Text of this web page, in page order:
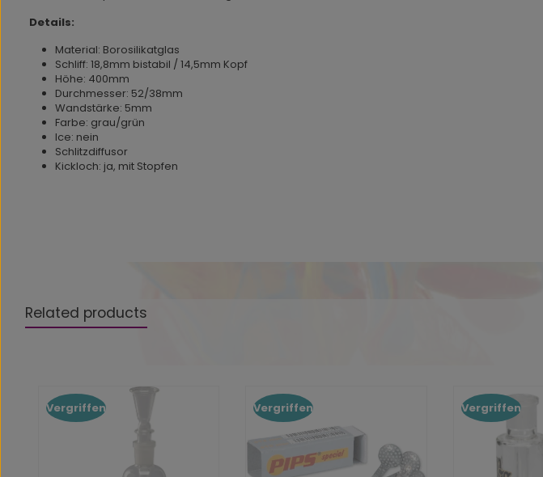
Details:
Material: Borosilikatglas
Schliff: 18,8mm bistabil / 14,5mm Kopf
Höhe: 400mm
Durchmesser: 52/38mm
Wandstärke: 5mm
Farbe: grau/grün
Ice: nein
Schlitzdiffusor
Kickloch: ja, mit Stopfen
Related products
Vergriffen Vergriffen Vergriffen